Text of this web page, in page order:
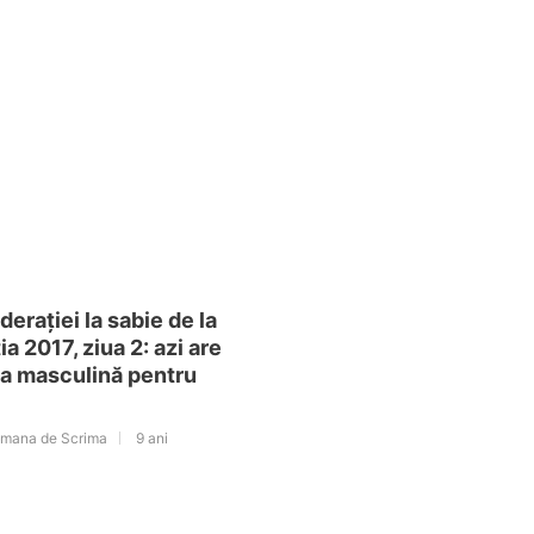
la sabie de la
2017, ziua 2: azi are
masculină pentru
de Scrima 9 ani